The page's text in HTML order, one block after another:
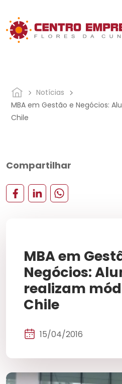
Notícias
MBA em Gestão e Negócios:
Chile
Compartilhar
MBA em
Negócios:
realizam
Chile
15/04/2016